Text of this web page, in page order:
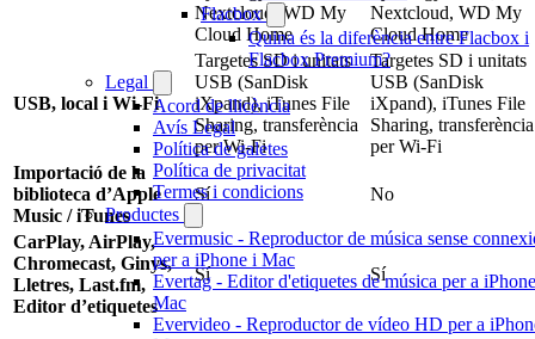
Flacbox
Quina és la diferència entre Flacbox i
Flacbox Premium?
Legal
Acord de llicència
Avís Legal
Política de galetes
Política de privacitat
Termes i condicions
Productes
Evermusic - Reproductor de música sense
per a iPhone i Mac
Evertag - Editor d'etiquetes de música per a
Mac
Evervideo - Reproductor de vídeo HD per a
Nextcloud, WD My
Cloud Home
Nextcloud, WD My
Cloud Home
USB, local i Wi-Fi
Targetes SD i unitats
USB (SanDisk
iXpand), iTunes File
Sharing, transferència
per Wi-Fi
Targetes SD i unitats
USB (SanDisk
iXpand), iTunes File
Sharing, transferència
per Wi-Fi
Importació de la
biblioteca d’Apple
Music / iTunes
Sí No
CarPlay, AirPlay,
Chromecast, Ginys,
Lletres, Last.fm,
Editor d’etiquetes
Sí Sí